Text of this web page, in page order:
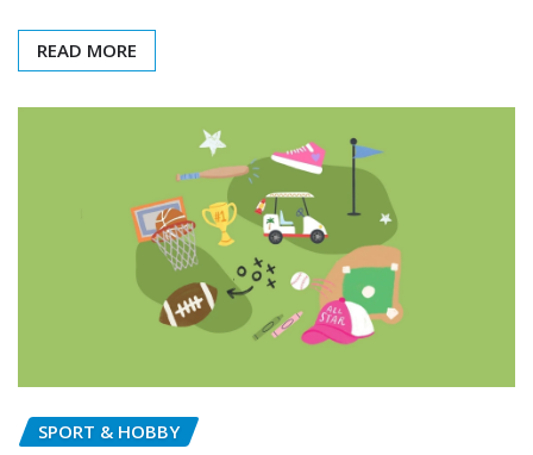
READ MORE
SPORT & HOBBY